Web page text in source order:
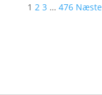
1 2 3 … 476 Næste